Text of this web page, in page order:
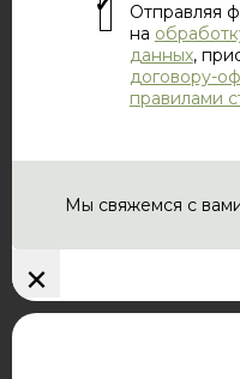
Отправляя
на
данных,
договору-
правилами
Мы свяжемся с
×